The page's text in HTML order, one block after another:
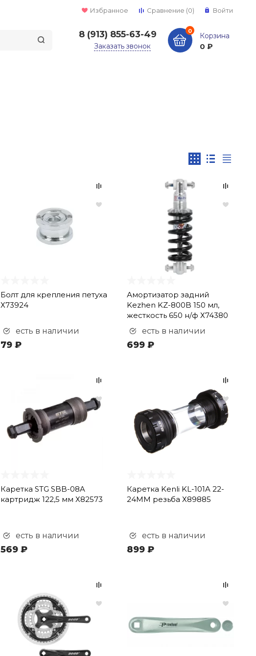
Избранное Сравнение (0) Войти
8 (913) 855-63-49
Заказать звонок
0
Корзина
0 ₽
Болт для крепления петуха
Х73924
есть в наличии
79 ₽
Амортизатор задний
Kezhen KZ-800B 150 мл,
жесткость 650 н/ф Х74380
есть в наличии
699 ₽
Каретка STG SBB-08A
картридж 122,5 мм Х82573
есть в наличии
569 ₽
Каретка Kenli KL-101A 22-
24MM резьба Х89885
есть в наличии
899 ₽